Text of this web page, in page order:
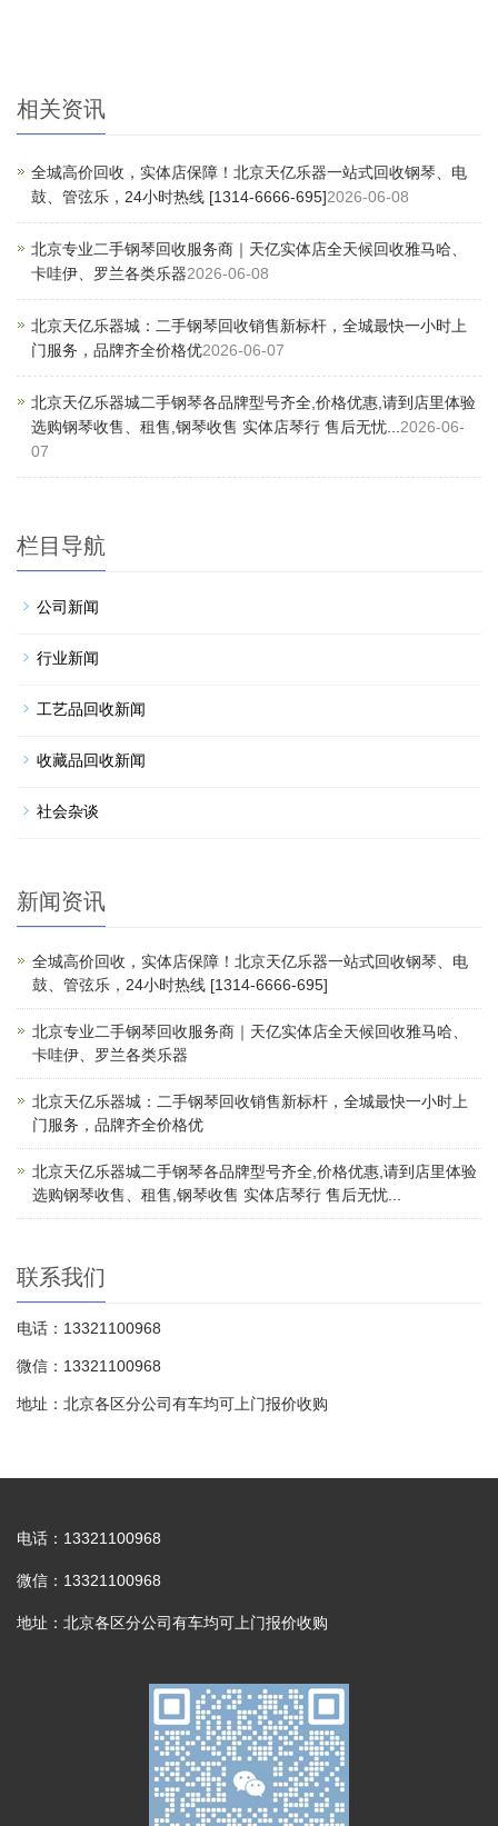
相关资讯
全城高价回收，实体店保障！北京天亿乐器一站式回收钢琴、电
鼓、管弦乐，24小时热线 [1314-6666-695]2026-06-08
北京专业二手钢琴回收服务商｜天亿实体店全天候回收雅马哈、
卡哇伊、罗兰各类乐器2026-06-08
北京天亿乐器城：二手钢琴回收销售新标杆，全城最快一小时上
门服务，品牌齐全价格优2026-06-07
北京天亿乐器城二手钢琴各品牌型号齐全,价格优惠,请到店里体验
选购钢琴收售、租售,钢琴收售 实体店琴行 售后无忧... 2026-06-
07
栏目导航
公司新闻
行业新闻
工艺品回收新闻
收藏品回收新闻
社会杂谈
新闻资讯
全城高价回收，实体店保障！北京天亿乐器一站式回收钢琴、电
鼓、管弦乐，24小时热线 [1314-6666-695]
北京专业二手钢琴回收服务商｜天亿实体店全天候回收雅马哈、
卡哇伊、罗兰各类乐器
北京天亿乐器城：二手钢琴回收销售新标杆，全城最快一小时上
门服务，品牌齐全价格优
北京天亿乐器城二手钢琴各品牌型号齐全,价格优惠,请到店里体验
选购钢琴收售、租售,钢琴收售 实体店琴行 售后无忧...
联系我们
电话：13321100968
微信：13321100968
地址：北京各区分公司有车均可上门报价收购
电话：13321100968
微信：13321100968
地址：北京各区分公司有车均可上门报价收购